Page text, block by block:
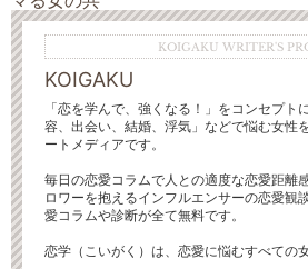
KOIGAKU WRITER'S
KOIGAKU
「恋を学んで、強くなる！」をコンセプト
容、出会い、結婚、浮気」などで悩む女性
ートメディアです。
毎日の恋愛コラムで人との適度な恋愛距離
ロワーを抱えるインフルエンサーの恋愛観
愛コラムや診断が全て無料です。
恋学（こいがく）は、恋愛に悩むすべての